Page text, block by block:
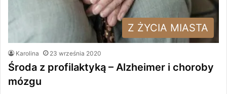
Z ŻYCIA MIASTA
Karolina 23 września 2020
Środa z profilaktyką – Alzheimer i choroby
mózgu